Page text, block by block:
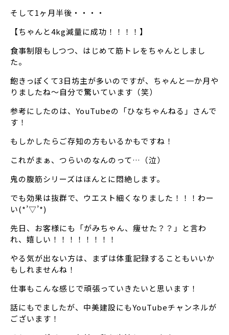
そして1ヶ月半後・・・・
【ちゃんと4kg減量に成功！！！！】
食事制限もしつつ、はじめて筋トレをちゃんとしまし
た。
飽きっぽくて3日坊主が多いのですが、ちゃんと一か月や
りましたね～自分で驚いています（笑）
参考にしたのは、YouTubeの「ひなちゃんねる」さんで
す！
もしかしたらご存知の方もいるかもですね！
これがまぁ、つらいのなんのって…（泣）
鬼の腹筋シリーズはほんとに悶絶します。
でも効果は抜群で、ウエスト細くなりました！！！わー
い(*’▽’*)
先日、お客様にも「がみちゃん、痩せた？？」と言わ
れ、嬉しい！！！！！！！！
やる気が出ない方は、まずは体重記録することもいいか
もしれませんね！
仕事もこんな感じで頑張っていきたいと思います！
話にもでましたが、中美建設にもYouTubeチャンネルが
ございます！